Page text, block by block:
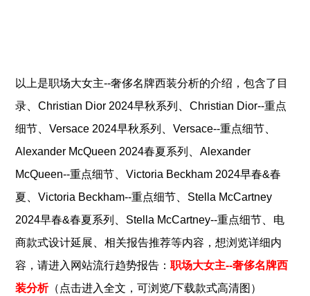
以上是职场大女主--奢侈名牌西装分析的介绍，包含了 目
录、Christian Dior 2024早秋系列 、Christian Dior--重点
细节、Versace 2024早秋系列 、Versace--重点细节、
Alexander McQueen 2024春夏系列 、Alexander
McQueen--重点细节、Victoria Beckham 2024早春&春
夏、Victoria Beckham--重点细节、 Stella McCartney
2024早春&春夏系列 、 Stella McCartney--重点细节、 电
商款式设计延展、相关报告推荐等内容，想浏览详细内
容，请进入网站流行趋势报告：职场大女主--奢侈名牌西
装分析（点击进入全文，可浏览/下载款式高清图）